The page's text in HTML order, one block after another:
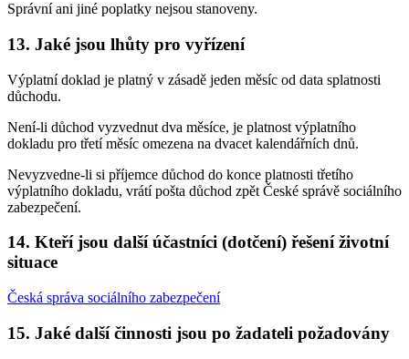
Správní ani jiné poplatky nejsou stanoveny.
13. Jaké jsou lhůty pro vyřízení
Výplatní doklad je platný v zásadě jeden měsíc od data splatnosti
důchodu.
Není-li důchod vyzvednut dva měsíce, je platnost výplatního
dokladu pro třetí měsíc omezena na dvacet kalendářních dnů.
Nevyzvedne-li si příjemce důchod do konce platnosti třetího
výplatního dokladu, vrátí pošta důchod zpět České správě sociálního
zabezpečení.
14. Kteří jsou další účastníci (dotčení) řešení životní
situace
Česká správa sociálního zabezpečení
15. Jaké další činnosti jsou po žadateli požadovány